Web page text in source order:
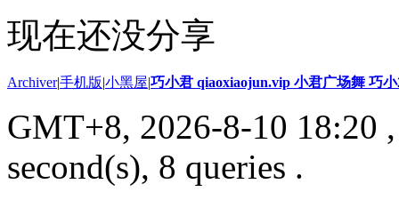
现在还没分享
Archiver|手机版|小黑屋|巧小君 qiaoxiaojun.vip 小君广场舞 巧
GMT+8, 2026-8-10 18:20
second(s), 8 queries .